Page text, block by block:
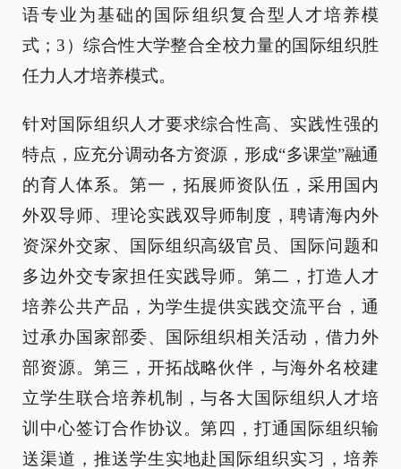
语专业为基础的国际组织复合型人才培养模
式；3）综合性大学整合全校力量的国际组织胜
任力人才培养模式。
针对国际组织人才要求综合性高、实践性强的
特点，应充分调动各方资源，形成“多课堂”融通
的育人体系。第一，拓展师资队伍，采用国内
外双导师、理论实践双导师制度，聘请海内外
资深外交家、国际组织高级官员、国际问题和
多边外交专家担任实践导师。第二，打造人才
培养公共产品，为学生提供实践交流平台，通
过承办国家部委、国际组织相关活动，借力外
部资源。第三，开拓战略伙伴，与海外名校建
立学生联合培养机制，与各大国际组织人才培
训中心签订合作协议。第四，打通国际组织输
送渠道，推送学生实地赴国际组织实习，培养